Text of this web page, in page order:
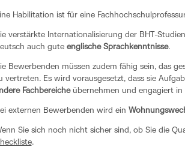
Habilitation ist für eine
verstärkte Internationalisierung der BHT-
auch gute englische Sprachkenntnisse.
Bewerbenden müssen zudem fähig sein, das
vertreten. Es wird vorausgesetzt, dass sie
Fachbereicheübernehmen und engagiert in
externen Bewerbenden wird ein W
Sie sich noch nicht sicher sind, ob Sie die
.